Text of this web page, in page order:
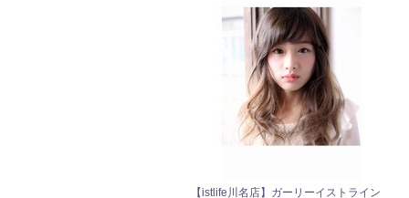
【istlife川名店】ガーリーイストライン